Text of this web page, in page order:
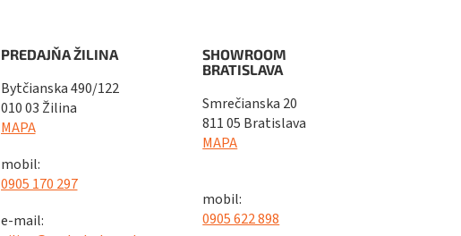
PREDAJŇA ŽILINA
Bytčianska 490/122
010 03 Žilina
MAPA
mobil:
0905 170 297
e-mail:
SHOWROOM
BRATISLAVA
Smrečianska 20
811 05 Bratislava
MAPA
mobil:
0905 622 898